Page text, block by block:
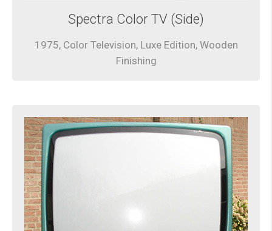
Spectra Color TV (Side)
1975, Color Television, Luxe Edition, Wooden
Finishing